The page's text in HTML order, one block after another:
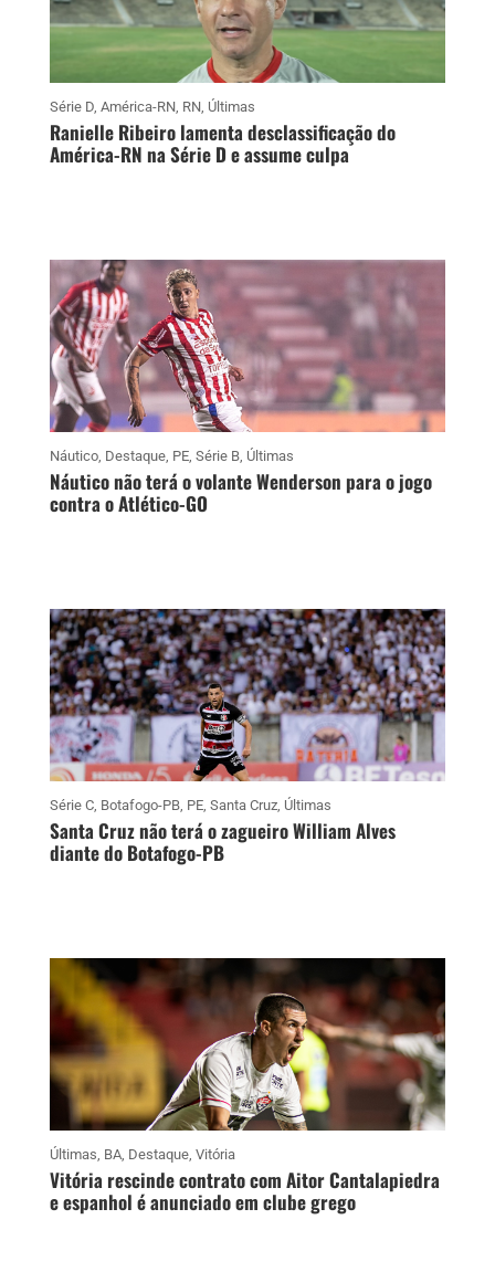
Série D, América-RN, RN, Últimas
Ranielle Ribeiro lamenta desclassificação do
América-RN na Série D e assume culpa
Náutico, Destaque, PE, Série B, Últimas
Náutico não terá o volante Wenderson para o jogo
contra o Atlético-GO
Série C, Botafogo-PB, PE, Santa Cruz, Últimas
Santa Cruz não terá o zagueiro William Alves
diante do Botafogo-PB
Últimas BA, Destaque, Vitória
Vitória rescinde contrato com Aitor Cantalapiedra
e espanhol é anunciado em clube grego